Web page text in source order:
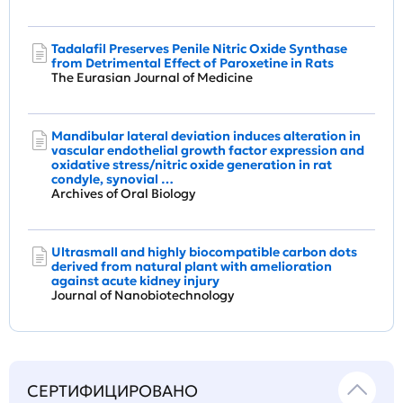
Tadalafil Preserves Penile Nitric Oxide Synthase
from Detrimental Effect of Paroxetine in Rats
The Eurasian Journal of Medicine
Mandibular lateral deviation induces alteration in
vascular endothelial growth factor expression and
oxidative stress/nitric oxide generation in rat
condyle, synovial …
Archives of Oral Biology
Ultrasmall and highly biocompatible carbon dots
derived from natural plant with amelioration
against acute kidney injury
Journal of Nanobiotechnology
СЕРТИФИЦИРОВАНО